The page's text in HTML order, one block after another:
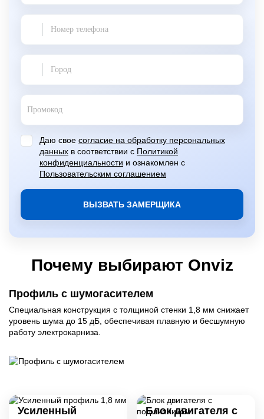
Даю свое согласие на обработку персональных
данных в соответствии с Политикой
конфиденциальности и ознакомлен с
Пользовательским соглашением
ВЫЗВАТЬ ЗАМЕРЩИКА
Почему выбирают Onviz
Профиль с шумогасителем
Специальная конструкция с толщиной стенки 1,8 мм снижает
уровень шума до 15 дБ, обеспечивая плавную и бесшумную
работу электрокарниза.
Усиленный
Блок двигателя с